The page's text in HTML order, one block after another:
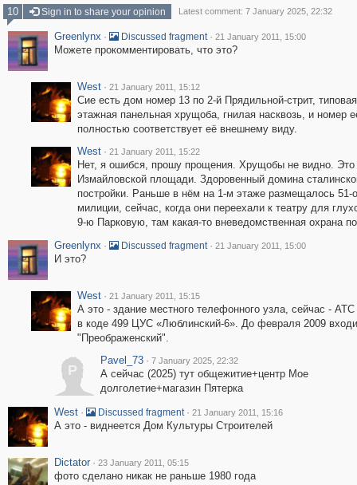
10
Sign in to share your opinion Latest comment: 7 January 2025, 22:32
Greenlynx · Discussed fragment · 21 January 2011, 15:00
Можете прокомментировать, что это?
West · 21 January 2011, 15:12
Сие есть дом номер 13 по 2-й Прядильной-стрит,
этажная панельная хрущоба, гнилая насквозь, и номер
полностью соответствует её внешнему виду.
West · 21 January 2011, 15:22
Нет, я ошибся, прошу прощения. Хрущобы не видно. Это
Измайловской площади. Здоровенный домина
постройки. Раньше в нём на 1-м этаже размещалось 51-
милиции, сейчас, когда они переехали к театру для
9-ю Парковую, там какая-то вневедомственная охрана
Greenlynx · Discussed fragment · 21 January 2011, 15:00
И это?
West · 21 January 2011, 15:15
А это - здание местного телефонного узла, сейчас -
в коде 499 ЦУС «Люблинский-6». До февраля 2009
"Преображенский".
P
Pavel_73 · 7 January 2025, 22:32
А сейчас (2025) тут общежитие+центр Мое
долголетие+магазин Пятерка
West · Discussed fragment · 21 January 2011, 15:16
А это - виднеется Дом Культуры Строителей
Dictator · 23 January 2011, 05:15
фото сделано никак не раньше 1980 года